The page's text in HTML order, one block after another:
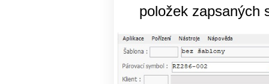
položek zapsaných